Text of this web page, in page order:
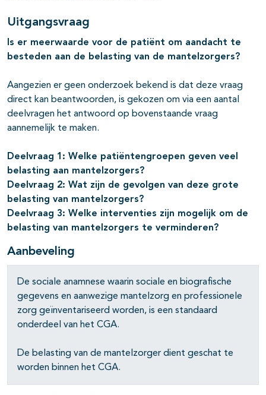
open- en dichtklappen
open- en dichtklappen
open- en dichtklappen
Uitgangsvraag
Is er meerwaarde voor de patiënt om aandacht te
besteden aan de belasting van de mantelzorgers?
Aangezien er geen onderzoek bekend is dat deze vraag
direct kan beantwoorden, is gekozen om via een aantal
deelvragen het antwoord op bovenstaande vraag
aannemelijk te maken.
Deelvraag 1: Welke patiëntengroepen geven veel
belasting aan mantelzorgers?
Deelvraag 2: Wat zijn de gevolgen van deze grote
belasting van mantelzorgers?
Deelvraag 3: Welke interventies zijn mogelijk om de
belasting van mantelzorgers te verminderen?
Aanbeveling
De sociale anamnese waarin sociale en biografische
gegevens en aanwezige mantelzorg en professionele
zorg geïnventariseerd worden, is een standaard
onderdeel van het CGA.
De belasting van de mantelzorger dient geschat te
worden binnen het CGA.